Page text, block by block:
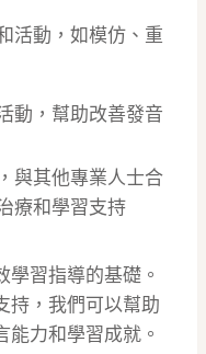
活動，如模仿、重
動，幫助改善發音
與其他專業人士合
療和學習支持
學習指導的基礎。
持，我們可以幫助
力和學習成就。